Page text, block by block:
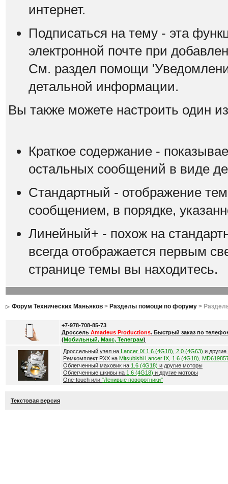
интернет.
Подписаться на тему - эта
электронной почте при
См. раздел помощи
детальной информации.
Вы также можете настроить один
Краткое содержание -
остальных сообщений в виде
Стандартный - отображение
сообщением, в порядке,
Линейный+ - похож на
всегда отображается первым
странице темы вы находитесь.
Форум Технических Маньяков> Разделы помощи по форуму>
+7-978-708-85-73
Дроссель Amadeus Productions. Быстрый заказ по
(Мобильный, Макс, Телеграм)
Дроссельный узел на Lancer IX 1.6 (4G18), 2.0 (4G63) и
Ремкомплект РХХ на Mitsubishi Lancer IX, 1.6 (4G18),
Облегченный маховик на 1.6 (4G18) и другие моторы
Облегченные шкивы на 1.6 (4G18) и другие моторы
One-touch или "Ленивые поворотники"
Текстовая версия